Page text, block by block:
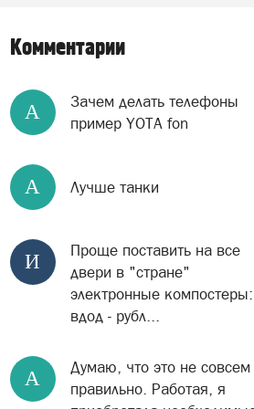
Комментарии
А
Зачем делать телефоны
пример YOTA fon
А Лучше танки
И
Проще поставить на все
двери в "стране"
электронные компостеры:
вдод - рубл...
А
Думаю, что это не совсем
правильно. Работая, я